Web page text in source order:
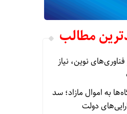
مطالب
نوین، نیاز
به اموال مازاد؛ سد
دولت